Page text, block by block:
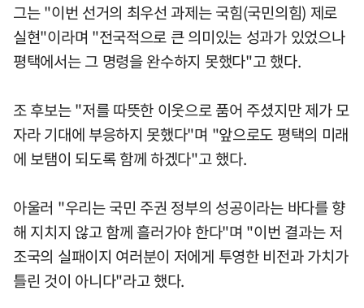
그는 "이번 선거의 최우선 과제는 국힘(국민의힘) 제로
실현"이라며 "전국적으로 큰 의미있는 성과가 있었으나
평택에서는 그 명령을 완수하지 못했다"고 했다.
조 후보는 "저를 따뜻한 이웃으로 품어 주셨지만 제가 모
자라 기대에 부응하지 못했다"며 "앞으로도 평택의 미래
에 보탬이 되도록 함께 하겠다"고 했다.
아울러 "우리는 국민 주권 정부의 성공이라는 바다를 향
해 지치지 않고 함께 흘러가야 한다"며 "이번 결과는 저
조국의 실패이지 여러분이 저에게 투영한 비전과 가치가
틀린 것이 아니다"라고 했다.